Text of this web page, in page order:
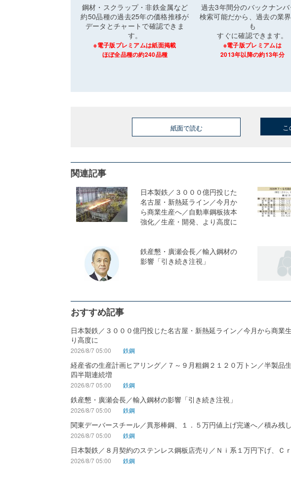
鋼材・スクラップ・非鉄金属など
約50品種の過去25年の価格推移が
データとチャートで確認できま
す。
※電子版プレミアムは紙面掲載
ほぼ全品種の約240品種
過去3年間分のバックナン
検索可能だから、過去の業
も
すぐに確認できます。
※電子版プレミアムは
2013年以降の約13年分
紙面で読む
関連記事
日本製鉄／３０００億円投じた
名古屋・新熱延ライン／今月か
ら商業生産へ／自動車鋼板抜本
強化／生産・開発、より高度に
鉄産懇・廣瀬会長／輸入鋼材の
影響「引き続き注視」
おすすめ記事
日本製鉄／３０００億円投じた名古屋・新熱延ライン／今月から商業
り高度に
2026/8/7 05:00 鉄鋼
経産省の生産計画ヒアリング／７～９月粗鋼２１２０万トン／半製品
四半期連続増
2026/8/7 05:00 鉄鋼
鉄産懇・廣瀬会長／輸入鋼材の影響「引き続き注視」
2026/8/7 05:00 鉄鋼
関東デーバースチール／異形棒鋼、１．５万円値上げ完遂へ／積み残
2026/8/7 05:00 鉄鋼
日本製鉄／８月契約のステンレス鋼板店売り／Ｎｉ系１万円下げ、Ｃ
2026/8/7 05:00 鉄鋼